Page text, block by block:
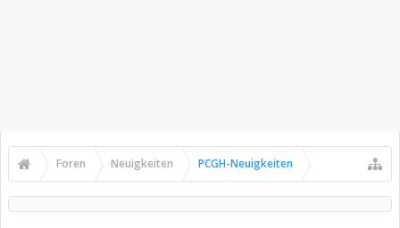
Foren Neuigkeiten PCGH-Neuigkeiten